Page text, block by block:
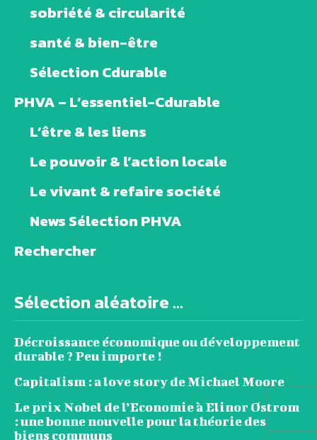
sobriété & circularité
santé & bien-être
Sélection Cdurable
PHVA – L’essentiel-Cdurable
L’être & les liens
Le pouvoir & l’action locale
Le vivant & refaire société
News Sélection PHVA
Rechercher
Sélection aléatoire ...
Décroissance économique ou développement
durable ? Peu importe !
Capitalism : a love story de Michael Moore
Le prix Nobel de l’Economie à Elinor Ostrom
: une bonne nouvelle pour la théorie des
biens communs